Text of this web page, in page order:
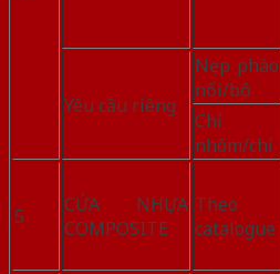
Yêu cầu riêng
Nẹp phào
nổi/bộ
Chỉ
nhôm/chỉ
5
CỬA NHỰA
COMPOSITE
Theo
catalogue